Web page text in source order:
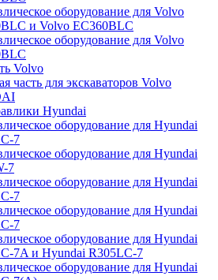
оборудование для Volvo
и Volvo EC360BLC
оборудование для Volvo
Volvo
часть для экскаваторов Volvo
Hyundai
оборудование для Hyundai
7
оборудование для Hyundai
7
оборудование для Hyundai
7
оборудование для Hyundai
7
оборудование для Hyundai
7A и Hyundai R305LC-7
оборудование для Hyundai